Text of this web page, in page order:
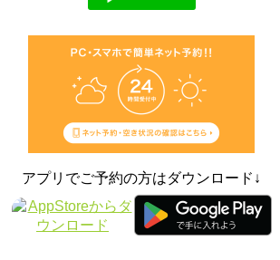
アプリでご予約の方はダウンロード↓